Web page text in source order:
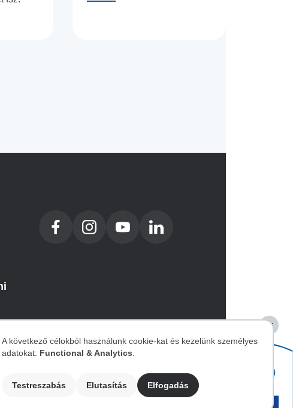
Személyes
A következő célokból használunk cookie-kat és kezelünk személyes
adatokat: Functional & Analytics
Testreszabás Elutasítás Elfogadás